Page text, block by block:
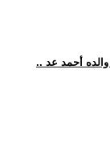
أحمد عد